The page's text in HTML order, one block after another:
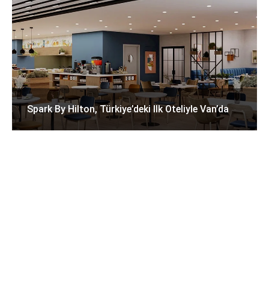
Spark By Hilton, Türkiye’deki Ilk Oteliyle Van’da